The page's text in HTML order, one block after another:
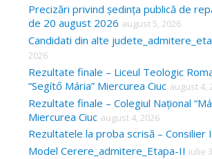
r
:
Precizări privind ședința publică de
de 20 august 2026 august 5, 2026
Candidati din alte
2026
Rezultate finale – Liceul Teologic
“Segítő Mária” Miercurea Ciuc august 4,
Rezultate finale – Colegiul Național
Miercurea Ciuc august 4, 2026
Rezultatele la proba scrisă – Consilier
Model Cerere_admitere_Etapa-II iulie